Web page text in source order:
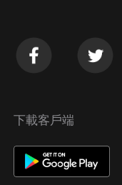
下載客戶端